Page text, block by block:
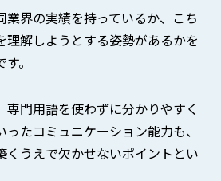
業界の実績を持っているか、こち
理解しようとする姿勢があるかを
。
専門用語を使わずに分かりやすく
たコミュニケーション能力も、
くうえで欠かせないポイントとい